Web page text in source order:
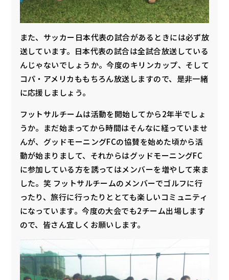
また、サッカー日本代表の試合があるときには必ず放
送しています。日本代表の試合は全試合放送している
んじゃないでしょうか。今度のキリンカップ、そして
コパ・アメリカももちろん放送しますので、是非一緒
に応援しましょう。
フットサルチームは活動を開始してから2年半でしょ
うか。まだ始まってから時間はそんなに経っていませ
んが、グッドモーニングFCの協賛を始めた頃から活
動が始まりまして、それからはグッドモーニングFC
に参加している方を誘ってはメンバーを増やして来ま
した。笑 フットサルチームのメンバーでゴルフに行
ったり、旅行に行ったりととても楽しいコミュニティ
になっています。今度の大会でも2チーム出場します
ので、皆さん宜しくお願いします。